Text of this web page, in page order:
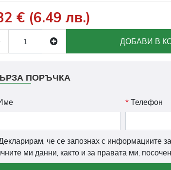
€ (6.49 лв.)
ДОБАВИ В
ПОРЪЧКА
* Телефон
че се запознах с информациите
ми данни, както и за правата ми,